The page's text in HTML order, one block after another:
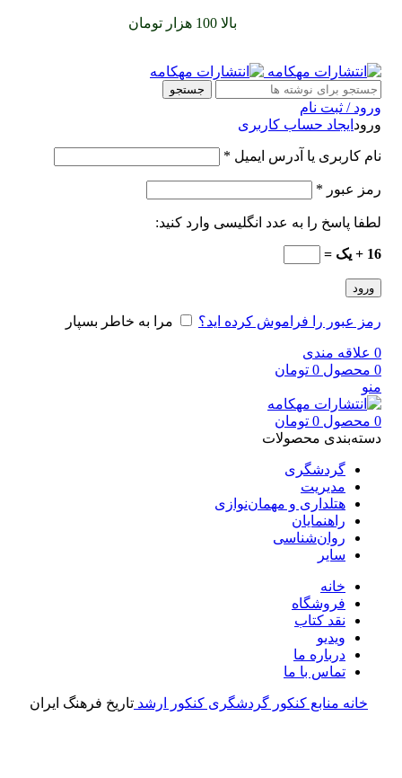
بالا 100 هزار تومان
جستجو
ورود / ثبت نام
ورود ایجاد حساب کاربری
نام کاربری یا آدرس ایمیل *
رمز عبور *
لطفا پاسخ را به عدد انگلیسی وارد کنید:
16 + یک =
ورود
رمز عبور را فراموش کرده اید؟ مرا به خاطر بسپار
0 علاقه مندی
0 محصول 0 تومان
منو
0 محصول 0 تومان
دسته‌بندی محصولات
گردشگری
مدیریت
هتلداری و مهمان‌نوازی
راهنمایان
روان‌شناسی
سایر
خانه
فروشگاه
نقد کتاب
ویدیو
درباره‌ ما
تماس با ما
خانه منابع کنکور گردشگری کنکور ارشد تاریخ فرهنگ ایران